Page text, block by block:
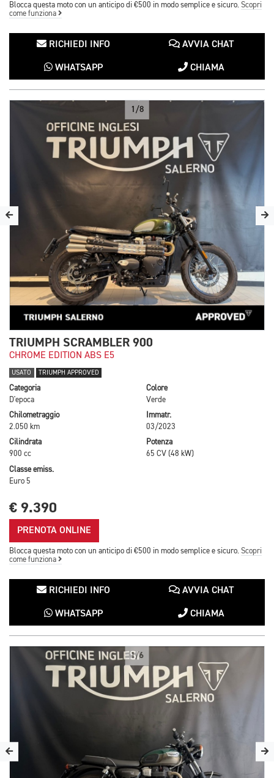
Blocca questa moto con un anticipo di €500 in modo semplice e sicuro. Scopri
come funziona
RICHIEDI INFO AVVIA CHAT
WHATSAPP CHIAMA
1/8
TRIUMPH SCRAMBLER 900
CHROME EDITION ABS E5
USATO TRIUMPH APPROVED
Categoria
D'epoca
Colore
Verde
Chilometraggio
2.050 km
Immatr.
03/2023
Cilindrata
900 cc
Potenza
65 CV (48 kW)
Classe emiss.
Euro 5
€ 9.390
PRENOTA ONLINE
Blocca questa moto con un anticipo di €500 in modo semplice e sicuro. Scopri
come funziona
RICHIEDI INFO AVVIA CHAT
WHATSAPP CHIAMA
1/6